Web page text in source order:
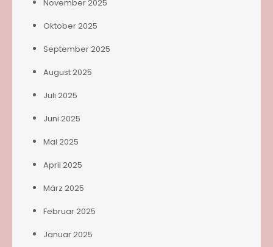
November 2025
Oktober 2025
September 2025
August 2025
Juli 2025
Juni 2025
Mai 2025
April 2025
März 2025
Februar 2025
Januar 2025